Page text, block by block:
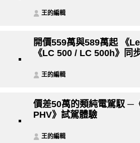
王的編輯
開價559萬與589萬起 《
《LC 500 / LC 500h》同
王的編輯
價差50萬的類純電駕馭 ─
PHV》試駕體驗
王的編輯